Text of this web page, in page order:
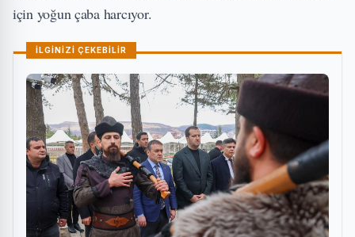
için yoğun çaba harcıyor.
İLGİNİZİ ÇEKEBİLİR